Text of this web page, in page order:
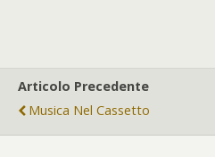
Articolo Precedente
Musica Nel Cassetto